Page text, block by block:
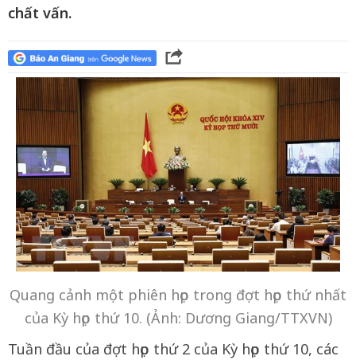
chất vấn.
Quang cảnh một phiên họp trong đợt họp thứ nhất
của Kỳ họp thứ 10. (Ảnh: Dương Giang/TTXVN)
Tuần đầu của đợt họp thứ 2 của Kỳ họp thứ 10, các